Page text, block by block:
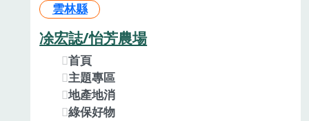
雲林縣
凃宏誌/怡芳農場
首頁
主題專區
地產地消
綠保好物